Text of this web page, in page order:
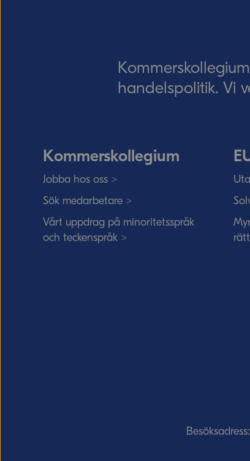
handelspolitik. Vi
Kommerskollegium
Jobba hos oss >
Sök medarbetare >
Vårt uppdrag på minoritetsspråk
och teckenspråk >